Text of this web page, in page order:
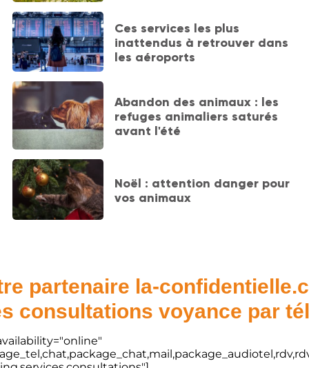
Ces services les plus
inattendus à retrouver dans
les aéroports
Abandon des animaux : les
refuges animaliers saturés
avant l'été
Noël : attention danger pour
vos animaux
partenaire la-
consultations voyance par